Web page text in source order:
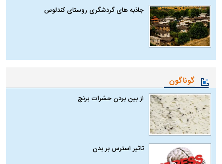
جاذبه های گردشگری روستای کندلوس
گوناگون
از بین بردن حشرات برنج
تاثیر استرس بر بدن